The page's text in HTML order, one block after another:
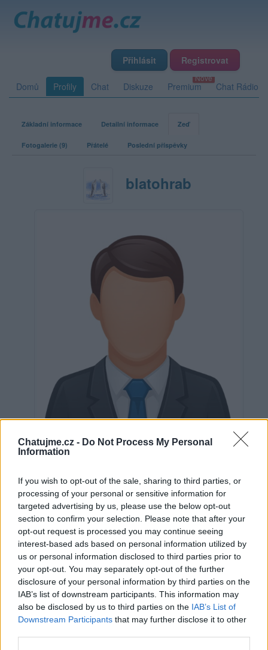
Chatujme.cz - Do Not Process My Personal
Information
If you wish to opt-out of the sale, sharing to third parties, or
processing of your personal or sensitive information for
targeted advertising by us, please use the below opt-out
section to confirm your selection. Please note that after your
opt-out request is processed you may continue seeing
interest-based ads based on personal information utilized by
us or personal information disclosed to third parties prior to
your opt-out. You may separately opt-out of the further
disclosure of your personal information by third parties on the
IAB’s list of downstream participants. This information may
also be disclosed by us to third parties on the IAB’s List of
Downstream Participants that may further disclose it to other
Přihlásit Registrovat
Domů Profily Chat Diskuze Premium Chat Rádio
Základní informace Detailní informace Zeď
Fotogalerie (9) Přátelé Poslední příspěvky
blatohrab
0 uživatelům se líbí
Věk: 12
Země: moravská
Kontakt
Napsat uživateli vzkaz